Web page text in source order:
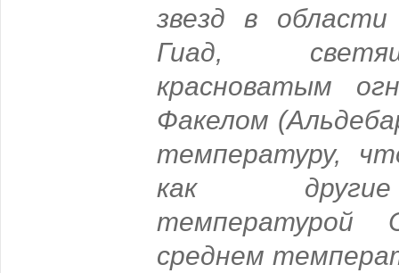
звезд в
Гиад,
красноватым
Факелом
температуру,
как
среднем